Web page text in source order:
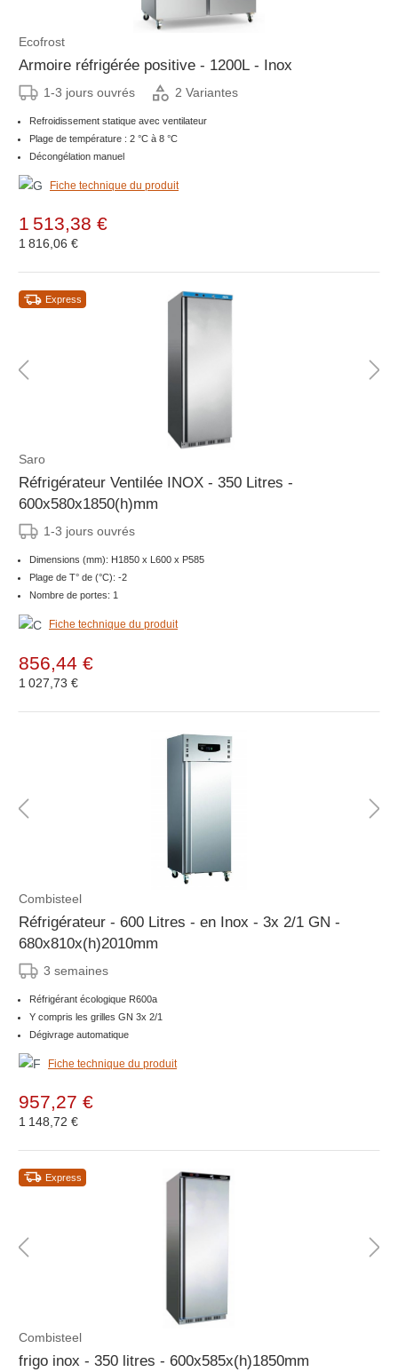
Ecofrost
Armoire réfrigérée positive - 1200L - Inox
1-3 jours ouvrés 2 Variantes
Refroidissement statique avec ventilateur
Plage de température : 2 °C à 8 °C
Décongélation manuel
Fiche technique du produit
1 513,38 €
1 816,06 €
Express
Saro
Réfrigérateur Ventilée INOX - 350 Litres -
600x580x1850(h)mm
1-3 jours ouvrés
Dimensions (mm): H1850 x L600 x P585
Plage de T° de (°C): -2
Nombre de portes: 1
Fiche technique du produit
856,44 €
1 027,73 €
Combisteel
Réfrigérateur - 600 Litres - en Inox - 3x 2/1 GN -
680x810x(h)2010mm
3 semaines
Réfrigérant écologique R600a
Y compris les grilles GN 3x 2/1
Dégivrage automatique
Fiche technique du produit
957,27 €
1 148,72 €
Express
Combisteel
frigo inox - 350 litres - 600x585x(h)1850mm